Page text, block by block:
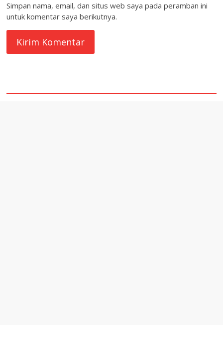
Simpan nama, email, dan situs web saya pada peramban ini
untuk komentar saya berikutnya.